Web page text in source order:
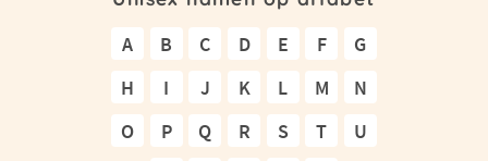
A B C D E F
G
H
I J K L M
N
O
P Q R S T
U